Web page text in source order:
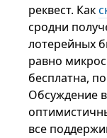
реквест. Как
сродни
лотерейных
равно
бесплатна,
Обсуждение
все